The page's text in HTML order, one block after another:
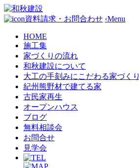
資料請求・お問合わせ ‹Menu
HOME
施工集
家づくりの流れ
和秋建設について
大工の手刻みにこだわる家づくり
紀州熊野材で建てる家
古民家再生
オープンハウス
ブログ
無料相談会
お問合せ
見学会